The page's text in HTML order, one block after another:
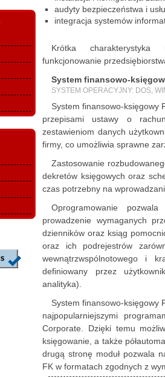
audyty bezpieczeństwa i
integracja systemów
Krótka charakterystyka
funkcjonowanie
System finansowo-
SYSTEM OPERACYJNY: DOS,
System finansowo-księgowy
przepisami ustawy o
zestawieniom danych
firmy, co umożliwia sprawne
Zastosowanie
dekretów księgowych oraz
czas potrzebny na
Oprogramowanie
prowadzenie wymaganych
dzienników oraz ksiąg
oraz ich podrejestrów
wewnątrzwspólnotowego i
definiowany przez
analityka).
System finansowo-księgowy
najpopularniejszymi
Corporate. Dzięki temu
księgowanie, a także
drugą stronę moduł pozwala
FK w formatach zgodnych z